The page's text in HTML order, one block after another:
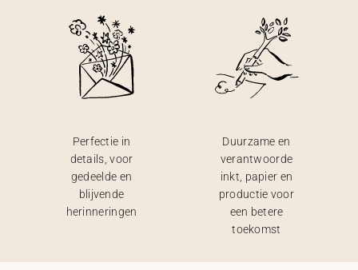
Perfectie in
details, voor
gedeelde en
blijvende
herinneringen
Duurzame en
verantwoorde
inkt, papier en
productie voor
een betere
toekomst